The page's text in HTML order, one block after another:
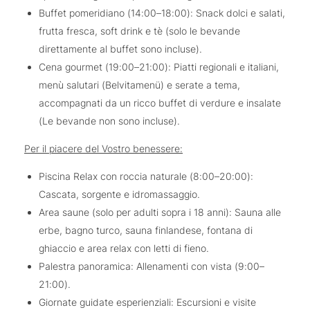
Buffet pomeridiano (14:00–18:00): Snack dolci e salati,
frutta fresca, soft drink e tè (solo le bevande
direttamente al buffet sono incluse).
Cena gourmet (19:00–21:00): Piatti regionali e italiani,
menù salutari (Belvitamenü) e serate a tema,
accompagnati da un ricco buffet di verdure e insalate
(Le bevande non sono incluse).
Per il piacere del Vostro benessere:
Piscina Relax con roccia naturale (8:00–20:00):
Cascata, sorgente e idromassaggio.
Area saune (solo per adulti sopra i 18 anni): Sauna alle
erbe, bagno turco, sauna finlandese, fontana di
ghiaccio e area relax con letti di fieno.
Palestra panoramica: Allenamenti con vista (9:00–
21:00).
Giornate guidate esperienziali: Escursioni e visite